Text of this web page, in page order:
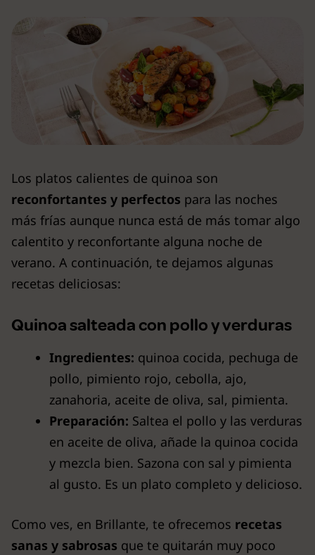
Los platos calientes de quinoa son
reconfortantes y perfectos para las noches
más frías aunque nunca está de más tomar algo
calentito y reconfortante alguna noche de
verano. A continuación, te dejamos algunas
recetas deliciosas:
Quinoa salteada con pollo y verduras
Ingredientes: quinoa cocida, pechuga de
pollo, pimiento rojo, cebolla, ajo,
zanahoria, aceite de oliva, sal, pimienta.
Preparación: Saltea el pollo y las verduras
en aceite de oliva, añade la quinoa cocida
y mezcla bien. Sazona con sal y pimienta
al gusto. Es un plato completo y delicioso.
Como ves, en Brillante, te ofrecemos recetas
sanas y sabrosas que te quitarán muy poco